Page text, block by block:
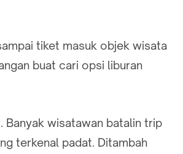
tiket masuk objek wisata
buat cari opsi liburan
Banyak wisatawan batalin trip
terkenal padat. Ditambah